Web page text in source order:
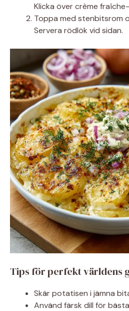
Klicka över crème
Toppa med stenbitsrom
Servera rödlök vid sidan.
Tips för perfekt världens
Skär potatisen i jämna
Använd färsk dill för